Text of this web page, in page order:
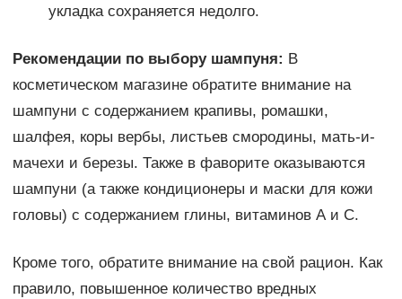
укладка сохраняется недолго.
Рекомендации по выбору шампуня: В
косметическом магазине обратите внимание на
шампуни с содержанием крапивы, ромашки,
шалфея, коры вербы, листьев смородины, мать-и-
мачехи и березы. Также в фаворите оказываются
шампуни (а также кондиционеры и маски для кожи
головы) с содержанием глины, витаминов А и С.
Кроме того, обратите внимание на свой рацион. Как
правило, повышенное количество вредных